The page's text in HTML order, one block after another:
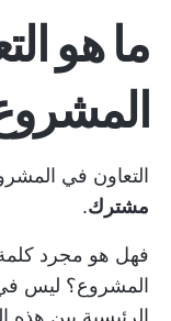
ما هو
التعاون في
مشترك.
فهل هو مجرد
المشروع؟ ليس في
الرئيسية بين هذه